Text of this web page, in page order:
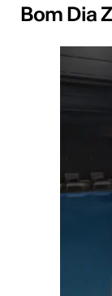
Bom Dia